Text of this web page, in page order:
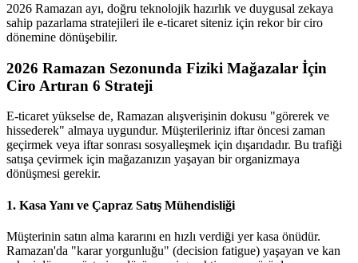
2026 Ramazan ayı, doğru teknolojik hazırlık ve duygusal zekaya
sahip pazarlama stratejileri ile e-ticaret siteniz için rekor bir ciro
dönemine dönüşebilir.
2026 Ramazan Sezonunda Fiziki Mağazalar İçin
Ciro Artıran 6 Strateji
E-ticaret yükselse de, Ramazan alışverişinin dokusu "görerek ve
hissederek" almaya uygundur. Müşterileriniz iftar öncesi zaman
geçirmek veya iftar sonrası sosyalleşmek için dışarıdadır. Bu trafiği
satışa çevirmek için mağazanızın yaşayan bir organizmaya
dönüşmesi gerekir.
1. Kasa Yanı ve Çapraz Satış Mühendisliği
Müşterinin satın alma kararını en hızlı verdiği yer kasa önüdür.
Ramazan'da "karar yorgunluğu" (decision fatigue) yaşayan ve kan